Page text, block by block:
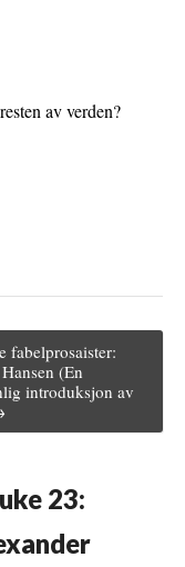
av verden?
fabelprosaister:
(En
introduksjon av
23: